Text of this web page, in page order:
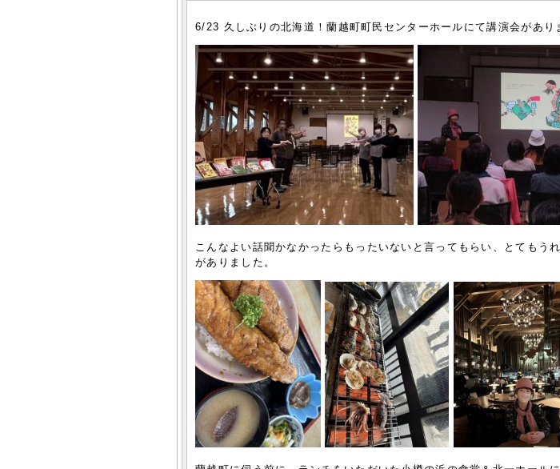
6/23 久しぶりの北海道！蘭越町町民センターホールにて講演会があり
こんなよい話聞かなかったらもったいないと言ってもらい、とてもう
がありました。